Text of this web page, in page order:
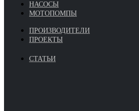
НАСОСЫ
МОТОПОМПЫ
ПРОИЗВОДИТЕЛИ
ПРОЕКТЫ
СТАТЬИ